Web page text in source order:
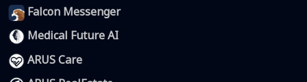
Falcon Messenger
Medical Future AI
ARUS Care